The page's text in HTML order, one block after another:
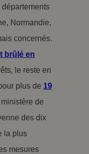
départements
Normandie,
concernés.
brûlé en
le reste en
plus de 19
de
des dix
la plus
mesures